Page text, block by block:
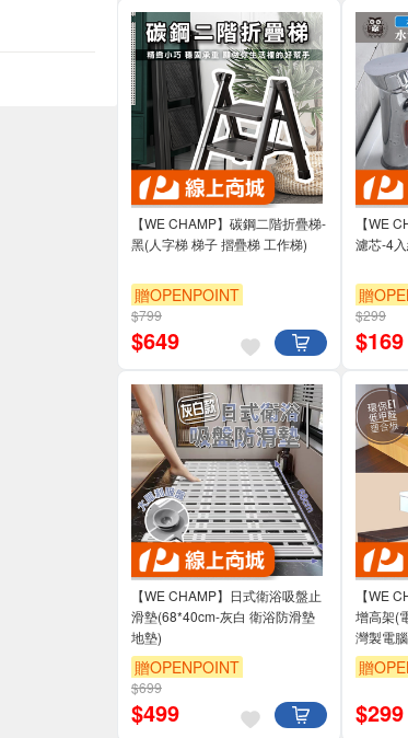
【WE CHAMP】碳鋼二階折疊梯-
黑(人字梯 梯子 摺疊梯 工作梯)
贈OPENPOINT
$799
$649
【WE
濾芯-4
贈
$299
$169
【WE CHAMP】日式衛浴吸盤止
滑墊(68*40cm-灰白 衛浴防滑墊
地墊)
贈OPENPOINT
$699
$499
【WE
增高架(
灣製電
贈
$299